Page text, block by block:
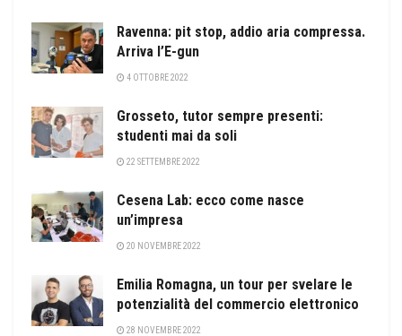
Ravenna: pit stop, addio aria compressa.
Arriva l’E-gun
4 OTTOBRE 2022
Grosseto, tutor sempre presenti:
studenti mai da soli
22 SETTEMBRE 2022
Cesena Lab: ecco come nasce
un’impresa
20 NOVEMBRE 2022
Emilia Romagna, un tour per svelare le
potenzialità del commercio elettronico
28 NOVEMBRE 2022